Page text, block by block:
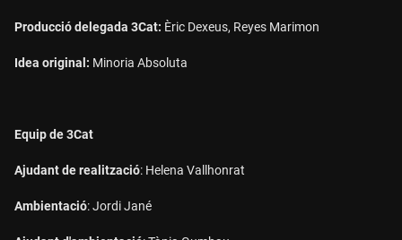
Producció delegada 3Cat: Èric Dexeus, Reyes Marimon
Idea original: Minoria Absoluta
Equip de 3Cat
Ajudant de realització: Helena Vallhonrat
Ambientació: Jordi Jané